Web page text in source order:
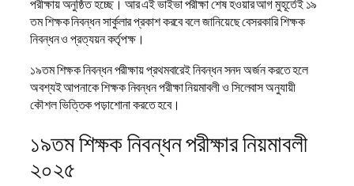
পরীক্ষায় অনুষ্ঠিত হচ্ছে। আর এই ভাইভা পরীক্ষা শেষ হওয়ার আগ মুহূর্তেই ১৯
তম শিক্ষক নিবন্ধন সার্কুলার প্রকাশ করবে বলে জানিয়েছে বেসরকারি শিক্ষক
নিবন্ধন ও প্রত্যয়ন কর্তৃপক্ষ।
১৯তম শিক্ষক নিবন্ধন পরীক্ষায় প্রথমবারেই নিবন্ধন সনদ অর্জন করতে হলে
অবশ্যই আপনাকে শিক্ষক নিবন্ধন পরীক্ষা নিয়মাবলী ও সিলেবাস অনুযায়ী
কৌশল ভিত্তিক পড়াশোনা করতে হবে।
১৯তম শিক্ষক নিবন্ধন পরীক্ষার নিয়মাবলী
২০২৫